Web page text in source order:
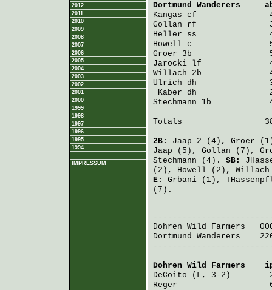
2012
2011
2010
2009
2008
2007
2006
2005
2004
2003
2002
2001
2000
1999
1998
1997
1996
1995
1994
IMPRESSUM
Dortmund Wanderers
Kangas cf               4
Gollan rf               3
Heller ss               4
Howell c                5
Groer 3b                5
Jarocki lf              4
Willach 2b              4
Ulrich dh               3
Kaber dh               2
Stechmann 1b            4
Totals                 38
2B: Jaap 2 (4), Groer
Jaap (5), Gollan (7),
Stechmann (4). SB:
(2), Howell (2), Willach
E: Grbani (1),
(7).
Dohren Wild Farmers
Dortmund Wanderers
Dohren Wild Farmers
DeCoito (L, 3-2)
Reger